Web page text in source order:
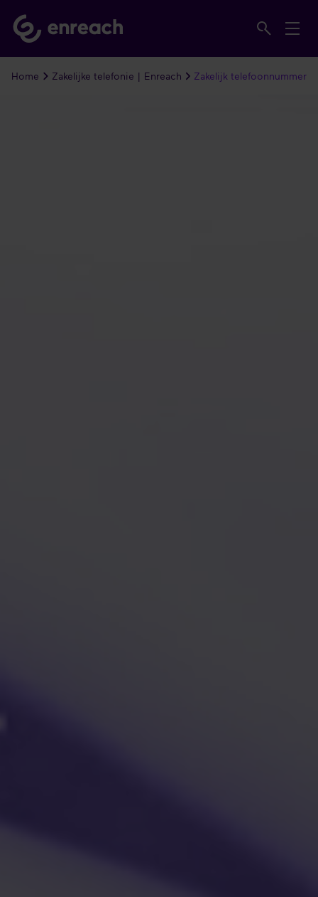
Home Zakelijke telefonie | Enreach Zakelijk telefoonnummer